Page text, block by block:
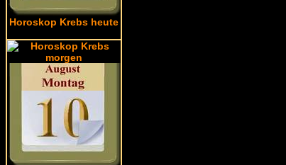
Horoskop Krebs heute